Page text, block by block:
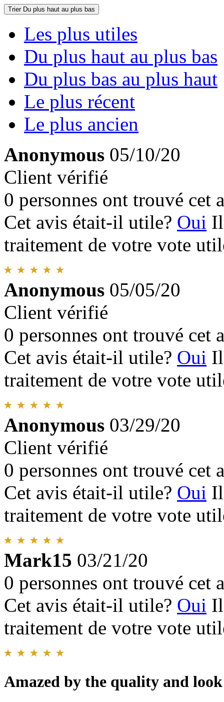
Trier Du plus haut au plus bas
Les plus utiles
Du plus haut au plus bas
Du plus bas au plus haut
Le plus récent
Le plus ancien
Anonymous 05/10/20
Client vérifié
0 personnes ont trouvé cet
Cet avis était-il utile? Oui
traitement de votre vote
Anonymous 05/05/20
Client vérifié
0 personnes ont trouvé cet
Cet avis était-il utile? Oui
traitement de votre vote
Anonymous 03/29/20
Client vérifié
0 personnes ont trouvé cet
Cet avis était-il utile? Oui
traitement de votre vote
Mark15 03/21/20
0 personnes ont trouvé cet
Cet avis était-il utile? Oui
traitement de votre vote
Amazed by the quality and